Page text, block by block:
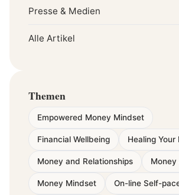
Presse & Medien
Alle Artikel
Themen
Empowered Money Mindset
Financial Wellbeing Healing
Money and Relationships
Money Mindset On-line Self-